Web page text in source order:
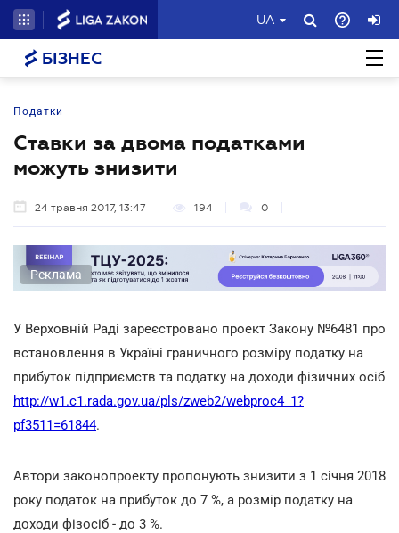
UA
БІЗНЕС
Податки
Ставки за двома податками
можуть знизити
24 травня 2017, 13:47 194 0
Реклама
У Верховній Раді зареєстровано проект Закону №6481 про
встановлення в Україні граничного розміру податку на
прибуток підприємств та податку на доходи фізичних осіб
http://w1.c1.rada.gov.ua/pls/zweb2/webproc4_1?
pf3511=61844.
Автори законопроекту пропонують знизити з 1 січня 2018
року податок на прибуток до 7 %, а розмір податку на
доходи фізосіб - до 3 %.